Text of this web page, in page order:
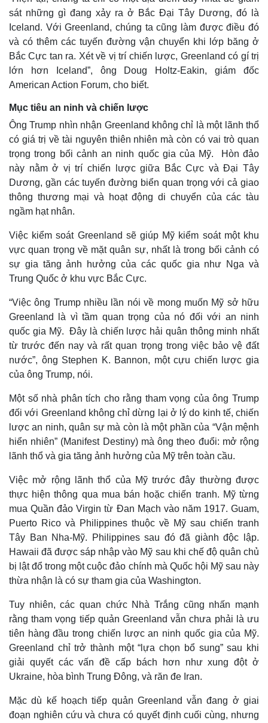
Pháp luật
Vụ án
Tư vấn luật
Quân sự - Quốc phòng
Phân tích
Thể thao
Bóng đá
Lịch thi đấu bóng đá
eSports
Hậu trường
Ô tô - Xe máy
Ô tô
Xe máy
sát những gì đang xảy ra ở Bắc Đại Tây Dương, đó là
Iceland. Với Greenland, chúng ta cũng làm được điều đó
và có thêm các tuyến đường vận chuyển khi lớp băng ở
Bắc Cực tan ra. Xét về vị trí chiến lược, Greenland có gí trị
lớn hơn Iceland”, ông Doug Holtz-Eakin, giám đốc
American Action Forum, cho biết.
Mục tiêu an ninh và chiến lược
Ông Trump nhìn nhận Greenland không chỉ là một lãnh thổ
có giá trị về tài nguyên thiên nhiên mà còn có vai trò quan
trọng trong bối cảnh an ninh quốc gia của Mỹ. Hòn đảo
này nằm ở vị trí chiến lược giữa Bắc Cực và Đại Tây
Dương, gần các tuyến đường biển quan trọng với cả giao
thông thương mại và hoạt động di chuyển của các tàu
ngầm hạt nhân.
Việc kiểm soát Greenland sẽ giúp Mỹ kiểm soát một khu
vực quan trọng về mặt quân sự, nhất là trong bối cảnh có
sự gia tăng ảnh hưởng của các quốc gia như Nga và
Trung Quốc ở khu vực Bắc Cực.
“Việc ông Trump nhiều lần nói về mong muốn Mỹ sở hữu
Greenland là vì tầm quan trọng của nó đối với an ninh
quốc gia Mỹ. Đây là chiến lược hải quân thông minh nhất
từ trước đến nay và rất quan trọng trong việc bảo vệ đất
nước”, ông Stephen K. Bannon, một cựu chiến lược gia
của ông Trump, nói.
Một số nhà phân tích cho rằng tham vọng của ông Trump
đối với Greenland không chỉ dừng lại ở lý do kinh tế, chiến
lược an ninh, quân sự mà còn là một phần của “Vận mệnh
hiển nhiên” (Manifest Destiny) mà ông theo đuổi: mở rộng
lãnh thổ và gia tăng ảnh hưởng của Mỹ trên toàn cầu.
Việc mở rộng lãnh thổ của Mỹ trước đây thường được
thực hiện thông qua mua bán hoặc chiến tranh. Mỹ từng
mua Quần đảo Virgin từ Đan Mạch vào năm 1917. Guam,
Puerto Rico và Philippines thuộc về Mỹ sau chiến tranh
Tây Ban Nha-Mỹ. Philippines sau đó đã giành độc lập.
Hawaii đã được sáp nhập vào Mỹ sau khi chế độ quân chủ
bị lật đổ trong một cuộc đảo chính mà Quốc hội Mỹ sau này
thừa nhận là có sự tham gia của Washington.
Tuy nhiên, các quan chức Nhà Trắng cũng nhấn mạnh
rằng tham vọng tiếp quản Greenland vẫn chưa phải là ưu
tiên hàng đầu trong chiến lược an ninh quốc gia của Mỹ.
Greenland chỉ trở thành một “lựa chọn bổ sung” sau khi
giải quyết các vấn đề cấp bách hơn như xung đột ở
Ukraine, hòa bình Trung Đông, và răn đe Iran.
Mặc dù kế hoạch tiếp quản Greenland vẫn đang ở giai
đoạn nghiên cứu và chưa có quyết định cuối cùng, nhưng